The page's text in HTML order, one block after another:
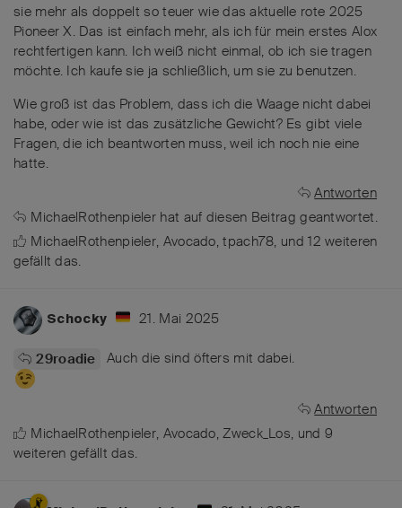
sie mehr als doppelt so teuer wie das aktuelle rote 2025
Pioneer X. Das ist einfach mehr, als ich für mein erstes Alox
rechtfertigen kann. Ich weiß nicht einmal, ob ich sie tragen
möchte. Ich kaufe sie ja schließlich, um sie zu benutzen.
Wie groß ist das Problem, dass ich die Waage nicht dabei
habe, oder wie ist das zusätzliche Gewicht? Es gibt viele
Fragen, die ich beantworten muss, weil ich noch nie eine
hatte.
Antworten
MichaelRothenpieler hat auf diesen Beitrag geantwortet.
MichaelRothenpieler, Avocado,tpach78, und12 weiteren
gefällt das.
Schocky 21. Mai 2025
29roadie Auch die sind öfters mit dabei.
Antworten
MichaelRothenpieler, Avocado,Zweck_Los, und 9
weiteren gefällt das.